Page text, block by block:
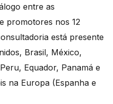
entre as
promotores nos 12
está presente
Brasil, México,
Equador, Panamá e
na Europa (Espanha e